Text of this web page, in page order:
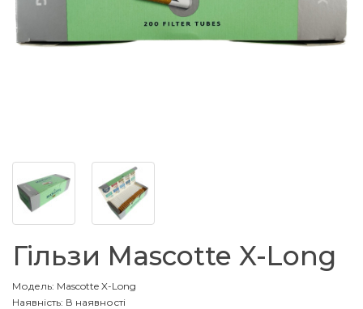
Гільзи Mascotte X-Long
Модель: Mascotte X-Long
Наявність: В наявності